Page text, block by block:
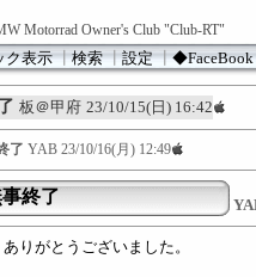
Motorrad Owner's Club "Club-RT"
ク表示┃検索┃設定┃◆FaceBook
板＠甲府 23/10/15(日) 16:42
了 YAB 23/10/16(月) 12:49
終了
りがとうございました。